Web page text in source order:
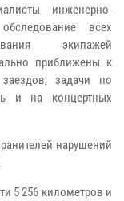
инженерно-
всех
экипажей
приближены к
задачи по
и на концертных
нарушений
5 256 километров и